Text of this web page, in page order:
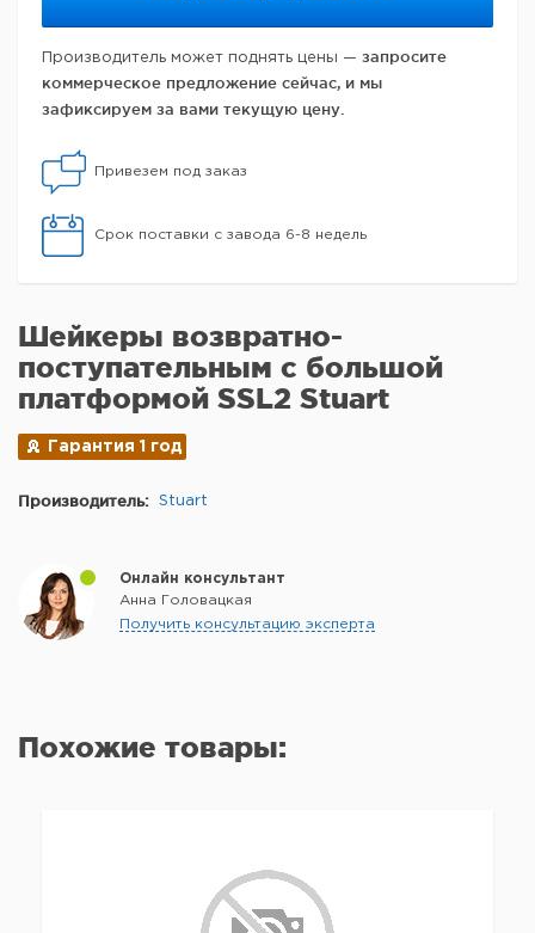
Производитель может поднять цены — запросите
коммерческое предложение сейчас, и мы
зафиксируем за вами текущую цену.
Привезем под заказ
Срок поставки с завода 6-8 недель
Шейкеры возвратно-
поступательным с большой
платформой SSL2 Stuart
Гарантия 1 год
Производитель: Stuart
Онлайн консультант
Анна Головацкая
Получить консультацию эксперта
Похожие товары: